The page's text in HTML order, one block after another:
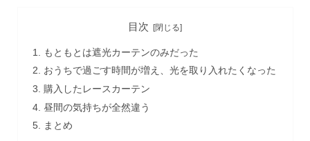
目次
もともとは遮光カーテンのみだった
おうちで過ごす時間が増え、光を取り入れたくなった
購入したレースカーテン
昼間の気持ちが全然違う
まとめ